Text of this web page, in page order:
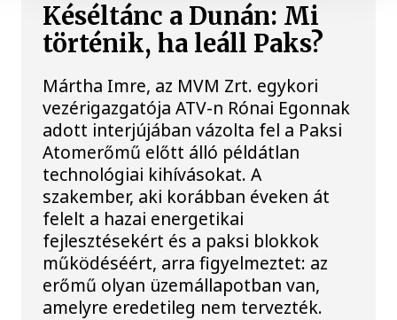
Késéltánc a Dunán: Mi
történik, ha leáll Paks?
Mártha Imre, az MVM Zrt. egykori
vezérigazgatója ATV-n Rónai Egonnak
adott interjújában vázolta fel a Paksi
Atomerőmű előtt álló példátlan
technológiai kihívásokat. A
szakember, aki korábban éveken át
felelt a hazai energetikai
fejlesztésekért és a paksi blokkok
működéséért, arra figyelmeztet: az
erőmű olyan üzemállapotban van,
amelyre eredetileg nem tervezték.